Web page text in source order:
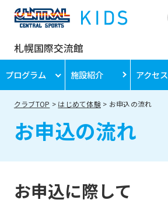
札幌国際交流館
プログラム 施設紹介 アクセス
クラブTOP はじめて体験 お申込の流れ
お申込の流れ
お申込に際して